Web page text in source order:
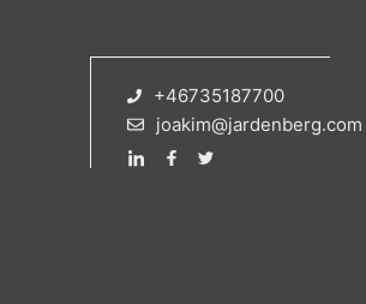
+46735187700
joakim@jardenberg.com